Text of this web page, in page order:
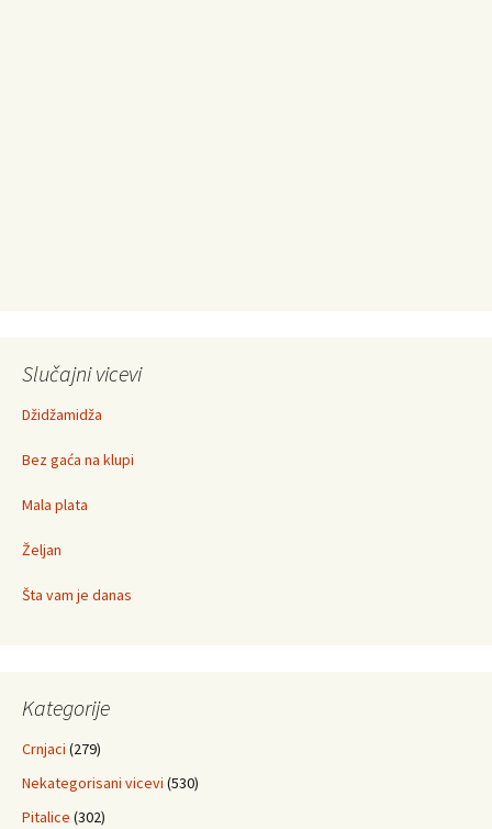
Slučajni vicevi
Džidžamidža
Bez gaća na klupi
Mala plata
Željan
Šta vam je danas
Kategorije
Crnjaci (279)
Nekategorisani vicevi (530)
Pitalice (302)